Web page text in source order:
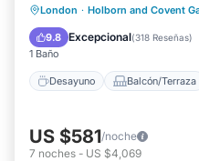
London · Holborn and Covent
9.8 Excepcional(318 Reseñas)
1 Baño
Desayuno Balcón/Terraza
Desayuno
Aire acondicionado
US $581/noche
7 noches - US $4,069